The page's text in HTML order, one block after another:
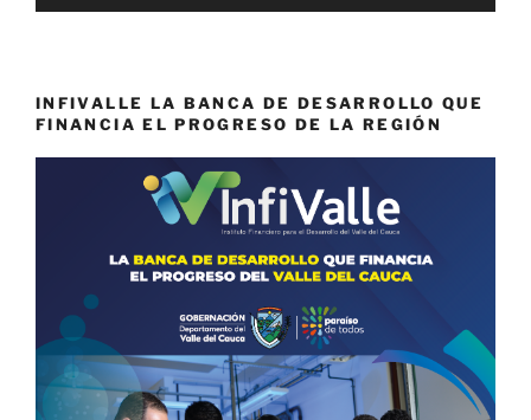
INFIVALLE LA BANCA DE DESARROLLO QUE
FINANCIA EL PROGRESO DE LA REGIÓN